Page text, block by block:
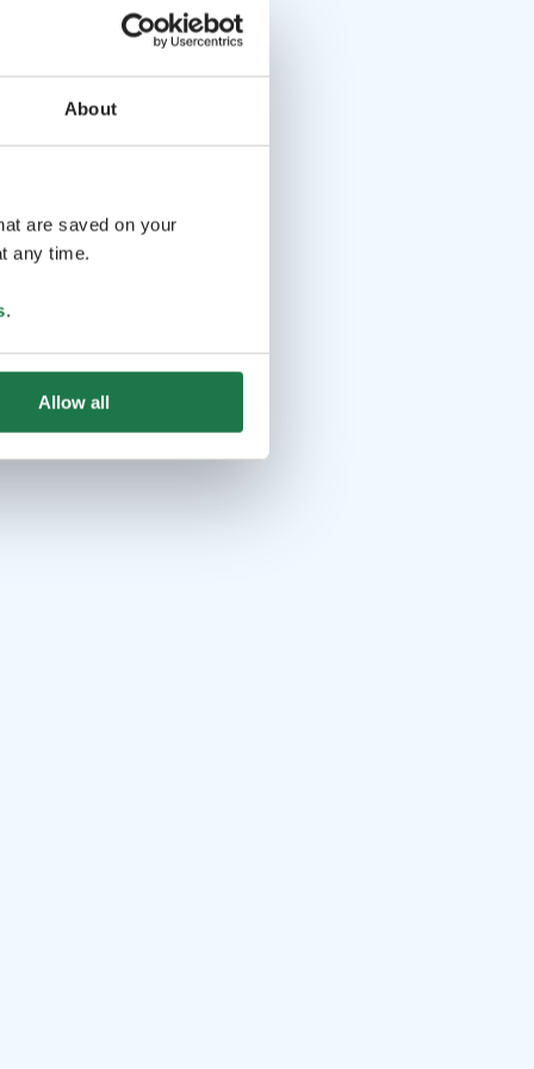
About
are saved on your
any time.
.
Allow all